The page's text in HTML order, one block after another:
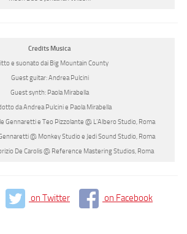
Credits Musica
e suonato dai Big Mountain County
Guest guitar: Andrea Pulcini
Guest synth: Paola Mirabella
da Andrea Pulcini e Paola Mirabella
Gennaretti e Teo Pizzolante @ L’Albero Studio, Roma
@ Monkey Studio e Jedi Sound Studio, Roma
De Carolis @ Reference Mastering Studios, Roma
on Twitter on Facebook